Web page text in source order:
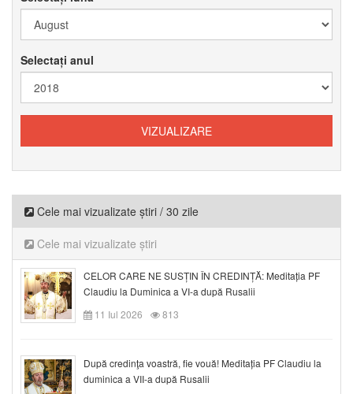
Selectați anul
Cele mai vizualizate știri / 30 zile
Cele mai vizualizate știri
CELOR CARE NE SUSȚIN ÎN CREDINȚĂ: Meditația PF
Claudiu la Duminica a VI-a după Rusalii
11 Iul 2026
813
După credinţa voastră, fie vouă! Meditația PF Claudiu la
duminica a VII-a după Rusalii